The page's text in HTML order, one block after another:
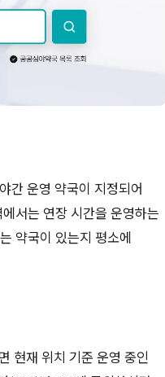
간 운영 약국이 지정되어
서는 연장 시간을 운영하는
약국이 있는지 평소에
현재 위치 기준 운영 중인